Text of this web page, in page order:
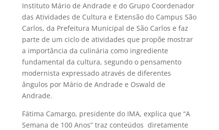
Instituto Mário de Andrade e do Grupo Coordenador
das Atividades de Cultura e Extensão do Campus São
Carlos, da Prefeitura Municipal de São Carlos e faz
parte de um ciclo de atividades que propõe mostrar
a importância da culinária como ingrediente
fundamental da cultura, segundo o pensamento
modernista expressado através de diferentes
ângulos por Mário de Andrade e Oswald de
Andrade.
Fátima Camargo, presidente do IMA, explica que “A
Semana de 100 Anos” traz conteúdos diretamente